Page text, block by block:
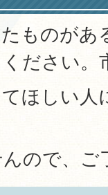
ものがあ
ださい。
ほしい人
ので、ご